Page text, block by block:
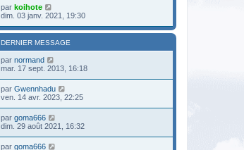
par koihote
dim. 03 janv. 2021, 19:30
DERNIER MESSAGE
par normand
mar. 17 sept. 2013, 16:18
par Gwennhadu
ven. 14 avr. 2023, 22:25
par goma666
dim. 29 août 2021, 16:32
par goma666